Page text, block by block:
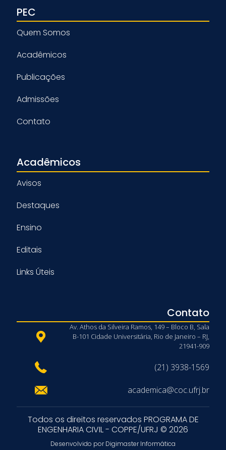
PEC
Quem Somos
Acadêmicos
Publicações
Admissões
Contato
Acadêmicos
Avisos
Destaques
Ensino
Editais
Links Úteis
Contato
Av. Athos da Silveira Ramos, 149 – Bloco B, Sala
B-101 Cidade Universitária, Rio de Janeiro – RJ,
21941-909
(21) 3938-1569
academica@coc.ufrj.br
Todos os direitos reservados PROGRAMA DE
ENGENHARIA CIVIL - COPPE/UFRJ © 2026
Desenvolvido por Digimaster Informática